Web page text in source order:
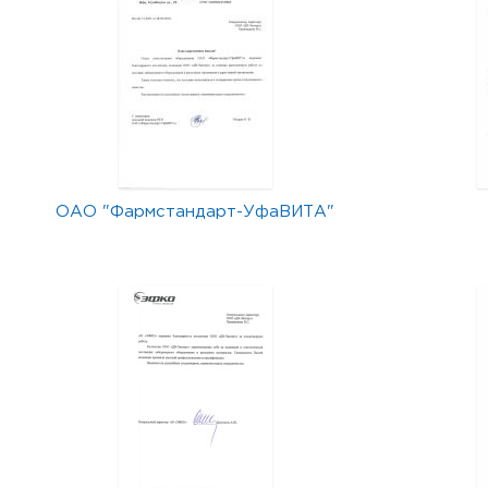
ОАО "Фармстандарт-УфаВИТА"